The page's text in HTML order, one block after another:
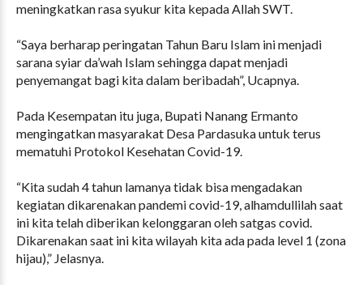
meningkatkan rasa syukur kita kepada Allah SWT.
“Saya berharap peringatan Tahun Baru Islam ini menjadi
sarana syiar da’wah Islam sehingga dapat menjadi
penyemangat bagi kita dalam beribadah”, Ucapnya.
Pada Kesempatan itu juga, Bupati Nanang Ermanto
mengingatkan masyarakat Desa Pardasuka untuk terus
mematuhi Protokol Kesehatan Covid-19.
“Kita sudah 4 tahun lamanya tidak bisa mengadakan
kegiatan dikarenakan pandemi covid-19, alhamdullilah saat
ini kita telah diberikan kelonggaran oleh satgas covid.
Dikarenakan saat ini kita wilayah kita ada pada level 1 (zona
hijau),” Jelasnya.